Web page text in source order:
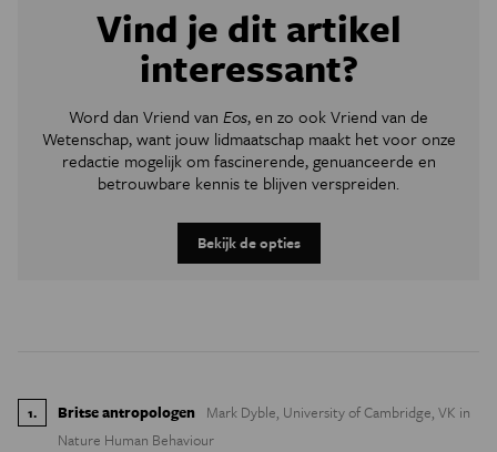
Vind je dit artikel
interessant?
Word dan Vriend van Eos, en zo ook Vriend van de
Wetenschap, want jouw lidmaatschap maakt het voor onze
redactie mogelijk omfascinerende, genuanceerde en
betrouwbare kennis te blijven verspreiden.
Bekijk de opties
1. Britse antropologen Mark Dyble, University of Cambridge, VK in
Nature Human Behaviour